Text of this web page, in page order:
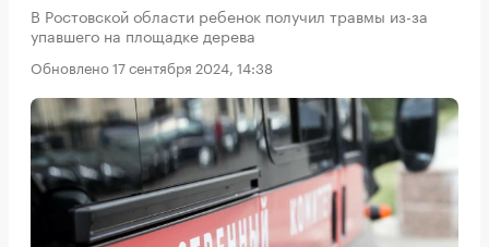
В Ростовской области ребенок получил травмы из-за
упавшего на площадке дерева
Обновлено 17 сентября 2024, 14:38